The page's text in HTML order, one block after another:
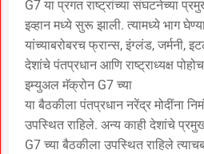
G7 या प्रगत राष्ट्रांच्या संघटनेच्या
इव्हान मध्ये सुरू झाली. त्यामध्ये भाग
यांच्याबरोबरच फ्रान्स, इंग्लंड, जर्मनी,
देशांचे पंतप्रधान आणि राष्ट्राध्यक्ष
इम्युअल मॅक्रोन G7 च्या
या बैठकीला पंतप्रधान नरेंद्र मोदींना
उपस्थित राहिले. अन्य काही देशांचे
G7 च्या बैठकीला उपस्थित राहिले